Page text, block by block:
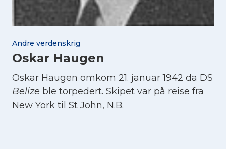
Andre verdenskrig
Oskar Haugen
Oskar Haugen omkom 21. januar 1942 da DS
Belize ble torpedert. Skipet var på reise fra
New York til St John, N.B.